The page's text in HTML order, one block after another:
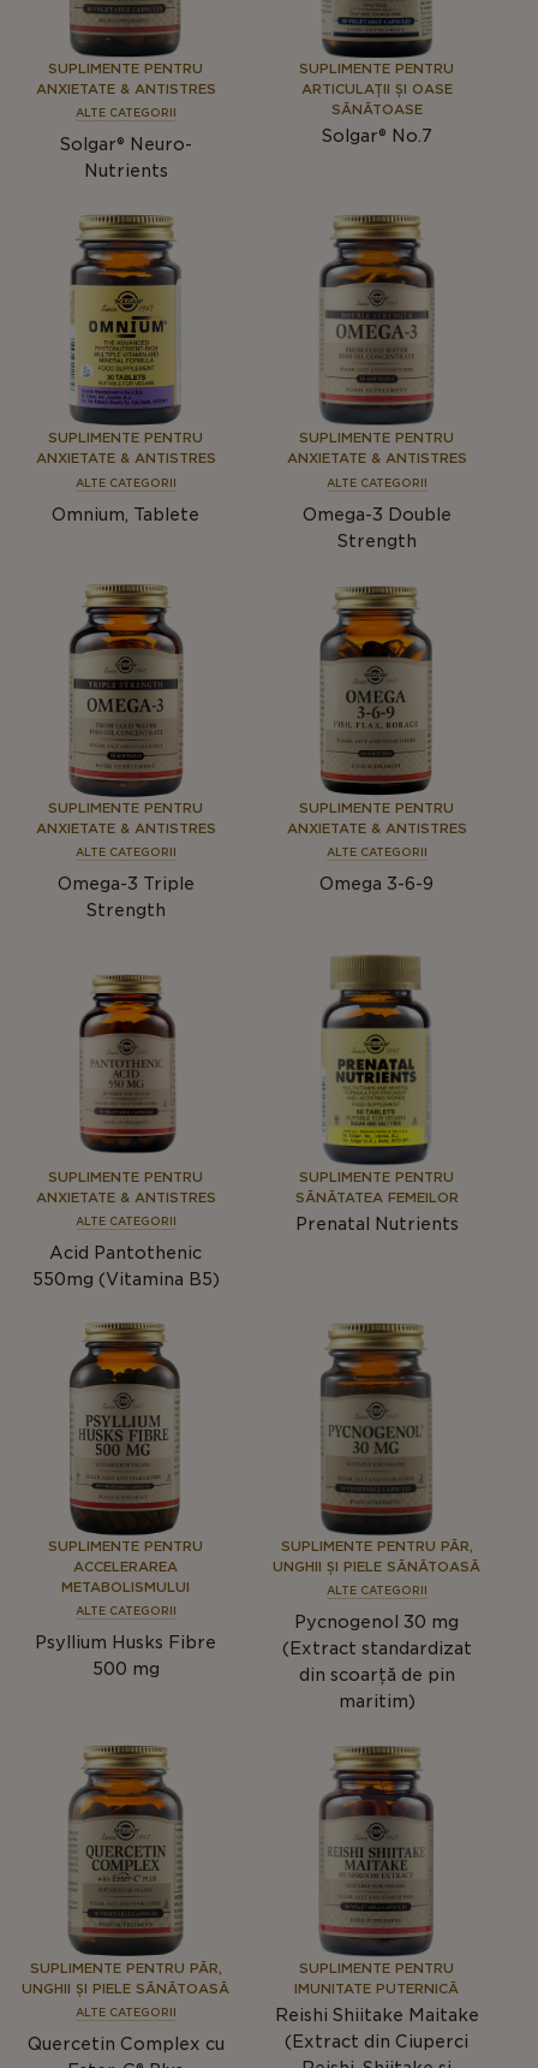
SUPLIMENTE PENTRU
ANXIETATE & ANTISTRES
ALTE CATEGORII
Solgar® Neuro-
Nutrients
SUPLIMENTE PENTRU
ARTICULAȚII ȘI OASE
SĂNĂTOASE
Solgar® No.7
SUPLIMENTE PENTRU
ANXIETATE & ANTISTRES
ALTE CATEGORII
Omnium, Tablete
SUPLIMENTE PENTRU
ANXIETATE & ANTISTRES
ALTE CATEGORII
Omega-3 Double
Strength
SUPLIMENTE PENTRU
ANXIETATE & ANTISTRES
ALTE CATEGORII
Omega-3 Triple
Strength
SUPLIMENTE PENTRU
ANXIETATE & ANTISTRES
ALTE CATEGORII
Omega 3-6-9
SUPLIMENTE PENTRU
ANXIETATE & ANTISTRES
ALTE CATEGORII
Acid Pantothenic
550mg (Vitamina B5)
SUPLIMENTE PENTRU
SĂNĂTATEA FEMEILOR
Prenatal Nutrients
SUPLIMENTE PENTRU
ACCELERAREA
METABOLISMULUI
ALTE CATEGORII
Psyllium Husks Fibre
500 mg
SUPLIMENTE PENTRU PĂR,
UNGHII ȘI PIELE SĂNĂTOASĂ
ALTE CATEGORII
Pycnogenol 30 mg
(Extract standardizat
din scoarță de pin
maritim)
SUPLIMENTE PENTRU PĂR,
UNGHII ȘI PIELE SĂNĂTOASĂ
ALTE CATEGORII
Quercetin Complex cu
SUPLIMENTE PENTRU
IMUNITATE PUTERNICĂ
Reishi Shiitake Maitake
(Extract din Ciuperci